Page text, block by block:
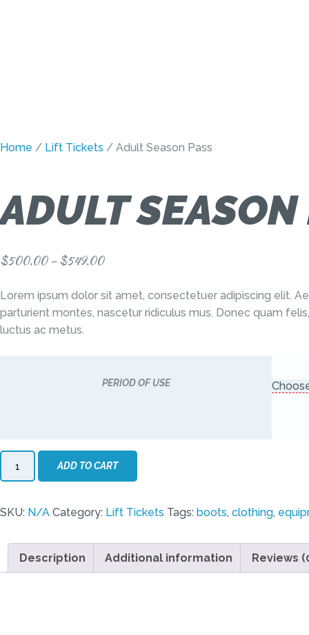
Home / Lift Tickets / Adult Season Pass
ADULT SEASON
$500.00– $549.00
Lorem ipsum dolor sit amet, consectetuer adipiscing elit.
parturient montes, nascetur ridiculus mus. Donec quam
luctus ac metus.
PERIOD OF USE
Season
quantity
ADD TO CART
SKU: N/A Category: Lift Tickets Tags: boots, clothing,
Description Additional information Reviews